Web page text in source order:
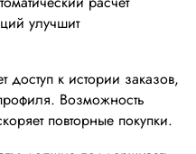
улучшит
доступ к истории заказов,
Возможность
повторные покупки.